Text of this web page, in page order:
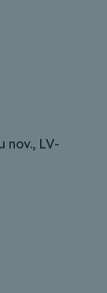
nov., LV-